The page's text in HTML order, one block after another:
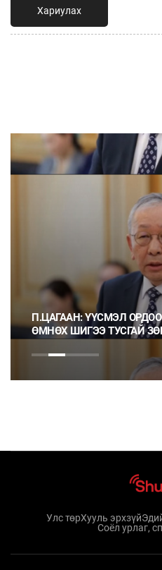
Хариулах
П.ЦАГААН: ҮҮСМЭЛ
ӨМНӨХ ШИГЭЭ ТУСГАЙ
Улс төрХууль эрхзүй
Соёл урлаг,